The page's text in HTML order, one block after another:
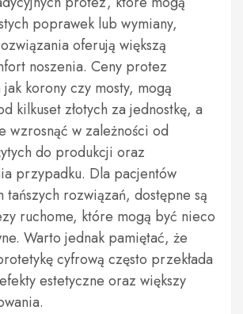
poprawek lub wymiany,
oferują większą
noszenia. Ceny protez
jak korony czy mosty, mogą
kilkuset złotych za jednostkę, a
wzrosnąć w zależności od
do produkcji oraz
przypadku. Dla pacjentów
tańszych rozwiązań, dostępne są
ruchome, które mogą być nieco
Warto jednak pamiętać, że
cyfrową często przekłada
estetyczne oraz większy